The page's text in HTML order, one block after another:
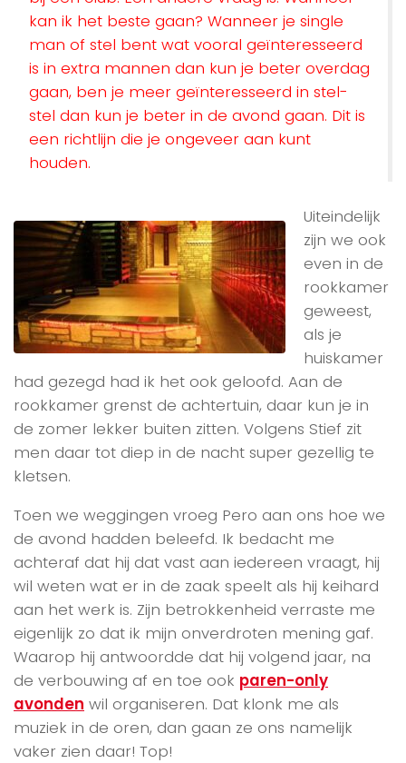
kan ik het beste gaan? Wanneer je single
man of stel bent wat vooral geïnteresseerd
is in extra mannen dan kun je beter overdag
gaan, ben je meer geïnteresseerd in stel-
stel dan kun je beter in de avond gaan. Dit is
een richtlijn die je ongeveer aan kunt
houden.
Uiteindelijk
zijn we ook
even in de
rookkamer
geweest,
als je
huiskamer
had gezegd had ik het ook geloofd. Aan de
rookkamer grenst de achtertuin, daar kun je in
de zomer lekker buiten zitten. Volgens Stief zit
men daar tot diep in de nacht super gezellig te
kletsen.
Toen we weggingen vroeg Pero aan ons hoe we
de avond hadden beleefd. Ik bedacht me
achteraf dat hij dat vast aan iedereen vraagt, hij
wil weten wat er in de zaak speelt als hij keihard
aan het werk is. Zijn betrokkenheid verraste me
eigenlijk zo dat ik mijn onverdroten mening gaf.
Waarop hij antwoordde dat hij volgend jaar, na
de verbouwing af en toe ook paren-only
avonden wil organiseren. Dat klonk me als
muziek in de oren, dan gaan ze ons namelijk
vaker zien daar! Top!